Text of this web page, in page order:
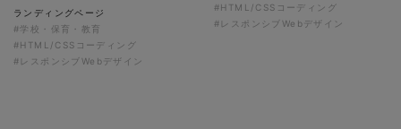
#HTML/CSSコーディング
#レスポンシブWebデザイン
ランディングページ
#学校・保育・教育
#HTML/CSSコーディング
#レスポンシブWebデザイン